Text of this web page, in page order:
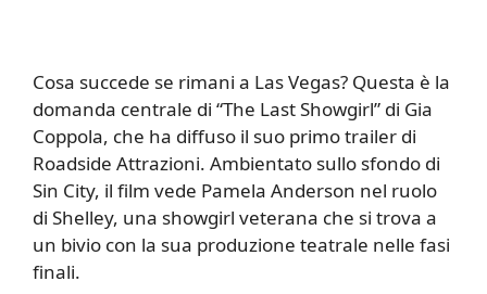
Cosa succede se rimani a Las Vegas? Questa è la
domanda centrale di “The Last Showgirl” di Gia
Coppola, che ha diffuso il suo primo trailer di
Roadside Attrazioni. Ambientato sullo sfondo di
Sin City, il film vede Pamela Anderson nel ruolo
di Shelley, una showgirl veterana che si trova a
un bivio con la sua produzione teatrale nelle fasi
finali.